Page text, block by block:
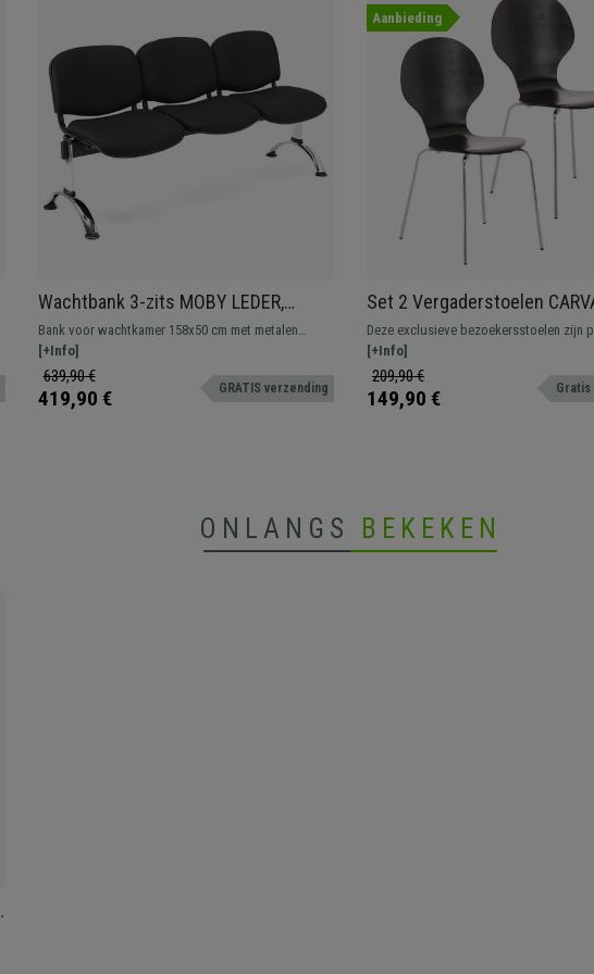
Wachtbank 3-zits MOBY LEDER,
Metalen Structuur, Dikke Vulling,
Zwart
Bank voor wachtkamer 158x50 cm met metalen
structuur. Zeer resistent, dikke comfortabele vulling,
lederen bekleding. Verkrijgbaar in verschillende
kleuren en configuraties.
[+Info]
639,90 €
419,90 € GRATIS verzending
Aanbieding
Set 2 Vergaderstoelen
Metalen Structuur,
Deze exclusieve bezoekersstoelen zijn
uw gasten of klanten een kwaliteitszetel
Hun aantrekkelijke design, materialen en
maken hen het ideale model.
[+Info]
209,90 €
149,90 € Gratis
ONLANGS BEKEKEN